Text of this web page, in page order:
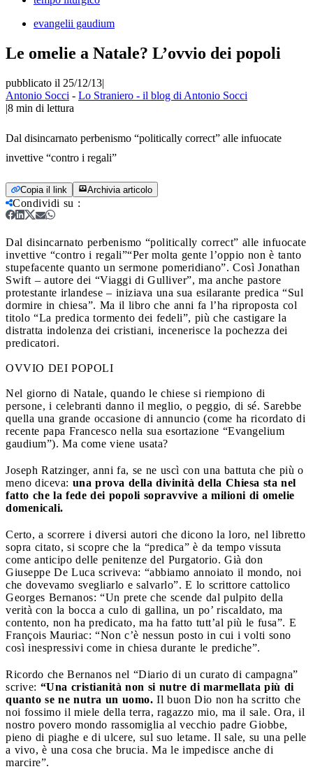
evangelii gaudium
Le omelie a Natale? L’ovvio dei popoli
pubblicato il 25/12/13|
Antonio Socci - Lo Straniero - il blog di Antonio Socci
|8 min di lettura
Dal disincarnato perbenismo “politically correct” alle infuocate
invettive “contro i regali”
Copia il link Archivia articolo
Condividi su :
Dal disincarnato perbenismo “politically correct” alle infuocate
invettive “contro i regali”“Per molta gente l’oppio non è tanto
stupefacente quanto un sermone pomeridiano”. Così Jonathan
Swift – autore dei “Viaggi di Gulliver”, ma anche pastore
protestante irlandese – iniziava una sua esilarante predica “Sul
dormire in chiesa”. Ma il libro che anni fa l’ha riproposta col
titolo “La predica tormento dei fedeli”, più che castigare la
distratta indolenza dei cristiani, incenerisce la pochezza dei
predicatori.
OVVIO DEI POPOLI
Nel giorno di Natale, quando le chiese si riempiono di
persone, i celebranti danno il meglio, o peggio, di sé. Sarebbe
quella una grande occasione di annuncio (come ha ricordato di
recente papa Francesco nella sua esortazione “Evangelium
gaudium”). Ma come viene usata?
Joseph Ratzinger, anni fa, se ne uscì con una battuta che più o
meno diceva: una prova della divinità della Chiesa sta nel
fatto che la fede dei popoli sopravvive a milioni di omelie
domenicali.
Certo, a scorrere i diversi autori che dicono la loro, nel libretto
sopra citato, si scopre che la “predica” è da tempo vissuta
come anticipo delle penitenze del Purgatorio. Già don
Giuseppe De Luca scriveva: “abbiamo annoiato il mondo, noi
che dovevamo svegliarlo e salvarlo”. E lo scrittore cattolico
Georges Bernanos: “Un prete che scende dal pulpito della
verità con la bocca a culo di gallina, un po’ riscaldato, ma
contento, non ha predicato, ma ha fatto tutt’al più le fusa”. E
François Mauriac: “Non c’è nessun posto in cui i volti sono
così inespressivi come in chiesa durante le prediche”.
Ricordo che Bernanos nel “Diario di un curato di campagna”
scrive: “Una cristianità non si nutre di marmellata più di
quanto se ne nutra un uomo. Il buon Dio non ha scritto che
noi fossimo il miele della terra, ragazzo mio, ma il sale. Ora, il
nostro povero mondo rassomiglia al vecchio padre Giobbe,
pieno di piaghe e di ulcere, sul suo letame. Il sale, su una pelle
a vivo, è una cosa che brucia. Ma le impedisce anche di
marcire”.